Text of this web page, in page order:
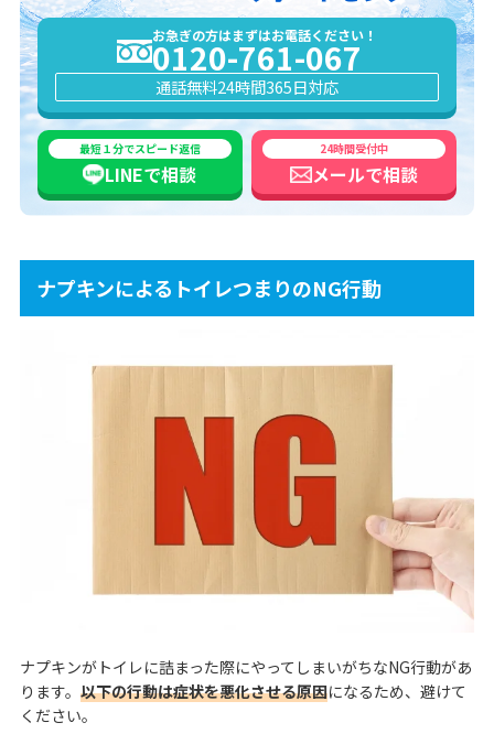
お急ぎの方はまずはお電話ください！
0120-761-067
通話無料24時間365日対応
最短１分でスピード返信
LINEで相談
24時間受付中
メールで相談
ナプキンによるトイレつまりのNG行動
ナプキンがトイレに詰まった際にやってしまいがちなNG行動があ
ります。 以下の行動は症状を悪化させる原因になるため、避けて
ください。